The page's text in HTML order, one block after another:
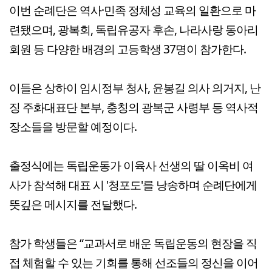
이번 순례단은 역사·민족 정체성 교육의 일환으로 마
련됐으며, 광복회, 독립유공자 후손, 나라사랑 동아리
회원 등 다양한 배경의 고등학생 37명이 참가한다.
이들은 상하이 임시정부 청사, 윤봉길 의사 의거지, 난
징 주화대표단 본부, 충칭의 광복군 사령부 등 역사적
장소들을 방문할 예정이다.
출정식에는 독립운동가 이육사 선생의 딸 이옥비 여
사가 참석해 대표 시 '청포도'를 낭송하며 순례단에게
뜻깊은 메시지를 전달했다.
참가 학생들은 “교과서로 배운 독립운동의 현장을 직
접 체험할 수 있는 기회를 통해 선조들의 정신을 이어